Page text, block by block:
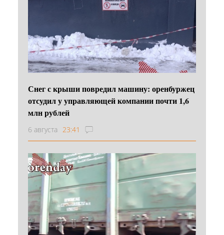
Снег с крыши повредил машину: оренбуржец
отсудил у управляющей компании почти 1,6
млн рублей
6 августа 23:41